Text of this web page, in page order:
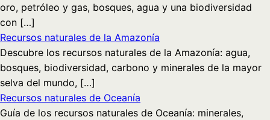
oro, petróleo y gas, bosques, agua y una biodiversidad
con […]
Recursos naturales de la Amazonía
Descubre los recursos naturales de la Amazonía: agua,
bosques, biodiversidad, carbono y minerales de la mayor
selva del mundo, […]
Recursos naturales de Oceanía
Guía de los recursos naturales de Oceanía: minerales,